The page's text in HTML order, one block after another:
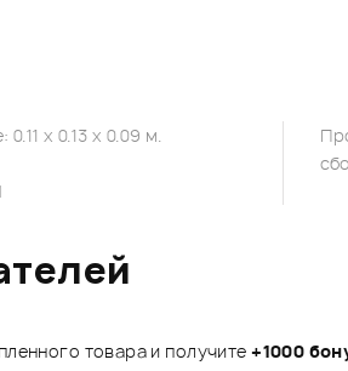
x 0.13 x 0.09 м.
товара и получите+1000